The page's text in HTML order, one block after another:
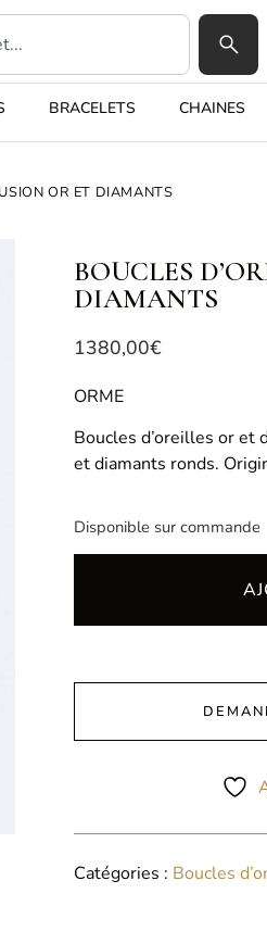
BRACELETS CHAINES
OR ET DIAMANTS
BOUCLES
DIAMANTS
1380,00€
ORME
Boucles d’oreilles or et
et diamants ronds.
Disponible sur commande
Catégories : Boucles